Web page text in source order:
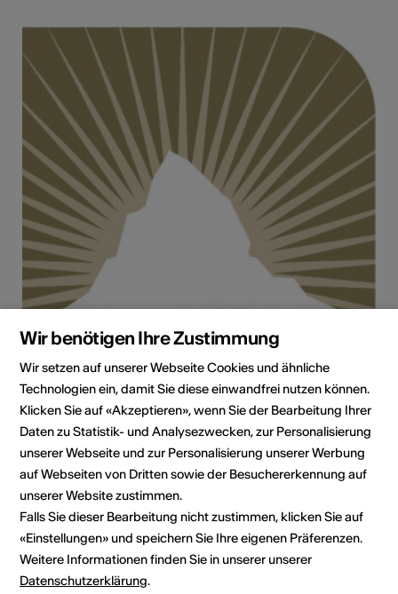
Institution / Organisation
Zermatt Unplugged
Bahnhofstrasse 84
Wir benötigen Ihre Zustimmung
Wir setzen auf unserer Webseite Cookies und ähnliche
Technologien ein, damit Sie diese einwandfrei nutzen können.
Klicken Sie auf «Akzeptieren», wenn Sie der Bearbeitung Ihrer
Daten zu Statistik- und Analysezwecken, zur Personalisierung
unserer Webseite und zur Personalisierung unserer Werbung
auf Webseiten von Dritten sowie der Besuchererkennung auf
unserer Website zustimmen.
Falls Sie dieser Bearbeitung nicht zustimmen, klicken Sie auf
«Einstellungen» und speichern Sie Ihre eigenen Präferenzen.
Weitere Informationen finden Sie in unserer unserer
Datenschutzerklärung.